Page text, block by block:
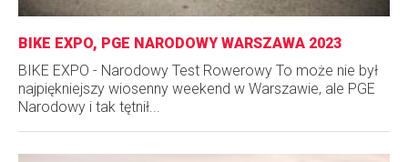
BIKE EXPO, PGE NARODOWY WARSZAWA 2023
BIKE EXPO - Narodowy Test Rowerowy To może nie był
najpiękniejszy wiosenny weekend w Warszawie, ale PGE
Narodowy i tak tętnił...